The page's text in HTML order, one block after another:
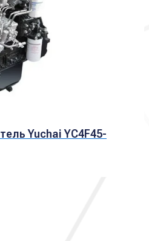
Yuchai YC4F45-